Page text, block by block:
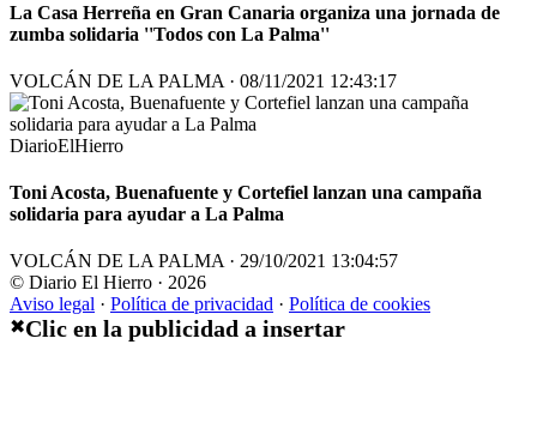
La Casa Herreña en Gran Canaria organiza una jornada de
zumba solidaria ''Todos con La Palma''
VOLCÁN DE LA PALMA · 08/11/2021 12:43:17
DiarioElHierro
Toni Acosta, Buenafuente y Cortefiel lanzan una campaña
solidaria para ayudar a La Palma
VOLCÁN DE LA PALMA · 29/10/2021 13:04:57
© Diario El Hierro · 2026
Aviso legal · Política de privacidad · Política de cookies
✖Clic en la publicidad a insertar